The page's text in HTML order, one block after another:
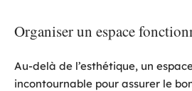
Organiser un espace
Au-delà de l’esthétique, un
incontournable pour assurer le